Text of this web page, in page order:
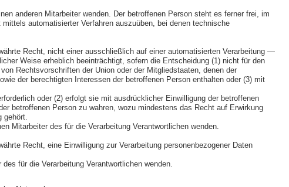
anderen Mitarbeiter wenden. Der betroffenen Person steht es ferner frei, im
automatisierter Verfahren auszuüben, bei denen technische
Recht, nicht einer ausschließlich auf einer automatisierten Verarbeitung —
Weise erheblich beeinträchtigt, sofern die Entscheidung (1) nicht für den
Rechtsvorschriften der Union oder der Mitgliedstaaten, denen der
der berechtigten Interessen der betroffenen Person enthalten oder (3) mit
oder (2) erfolgt sie mit ausdrücklicher Einwilligung der betroffenen
betroffenen Person zu wahren, wozu mindestens das Recht auf Erwirkung
gehört.
Mitarbeiter des für die Verarbeitung Verantwortlichen wenden.
Recht, eine Einwilligung zur Verarbeitung personenbezogener Daten
für die Verarbeitung Verantwortlichen wenden.